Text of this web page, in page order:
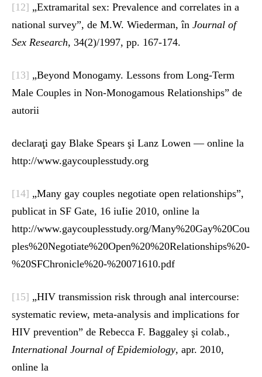
[12] „Extramarital sex: Prevalence and correlates in a
national survey”, de M.W. Wiederman, în Journal of
Sex Research, 34(2)/1997, pp. 167-174.
[13] „Beyond Monogamy. Lessons from Long-Term
Male Couples in Non-Monogamous Relationships” de
autorii
declaraţi gay Blake Spears şi Lanz Lowen — online la
http://www.gaycouplesstudy.org
[14] „Many gay couples negotiate open relationships”,
publicat in SF Gate, 16 iuIie 2010, online la
http://www.gaycouplesstudy.org/Many%20Gay%20Cou
ples%20Negotiate%20Open%20%20Relationships%20-
%20SFChronicle%20-%20071610.pdf
[15] „HIV transmission risk through anal intercourse:
systematic review, meta-analysis and implications for
HIV prevention” de Rebecca F. Baggaley şi colab.,
International Journal of Epidemiology, apr. 2010,
online la